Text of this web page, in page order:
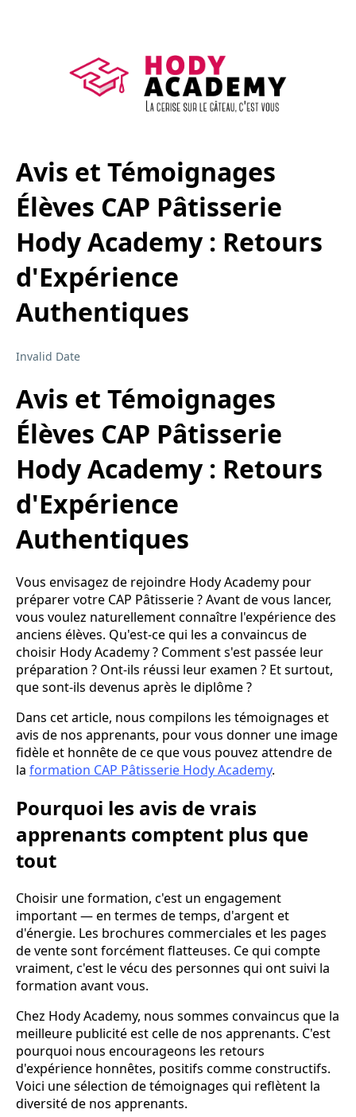
Avis et Témoignages
Élèves CAP Pâtisserie
Hody Academy : Retours
d'Expérience
Authentiques
Invalid Date
Avis et Témoignages
Élèves CAP Pâtisserie
Hody Academy : Retours
d'Expérience
Authentiques
Vous envisagez de rejoindre Hody Academy pour
préparer votre CAP Pâtisserie ? Avant de vous lancer,
vous voulez naturellement connaître l'expérience des
anciens élèves. Qu'est-ce qui les a convaincus de
choisir Hody Academy ? Comment s'est passée leur
préparation ? Ont-ils réussi leur examen ? Et surtout,
que sont-ils devenus après le diplôme ?
Dans cet article, nous compilons les témoignages et
avis de nos apprenants, pour vous donner une image
fidèle et honnête de ce que vous pouvez attendre de
la formation CAP Pâtisserie Hody Academy.
Pourquoi les avis de vrais
apprenants comptent plus que
tout
Choisir une formation, c'est un engagement
important — en termes de temps, d'argent et
d'énergie. Les brochures commerciales et les pages
de vente sont forcément flatteuses. Ce qui compte
vraiment, c'est le vécu des personnes qui ont suivi la
formation avant vous.
Chez Hody Academy, nous sommes convaincus que la
meilleure publicité est celle de nos apprenants. C'est
pourquoi nous encourageons les retours
d'expérience honnêtes, positifs comme constructifs.
Voici une sélection de témoignages qui reflètent la
diversité de nos apprenants.